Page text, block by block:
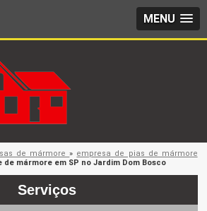
MENU
de mármore» empresa de pias de mármore
mármore em SP no Jardim Dom Bosco
Serviços